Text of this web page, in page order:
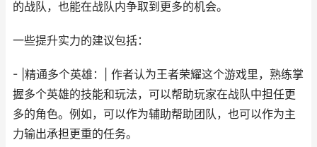
的战队，也能在战队内争取到更多的机会。
一些提升实力的建议包括：
- |精通多个英雄：| 作者认为王者荣耀这个游戏里，熟练掌
握多个英雄的技能和玩法，可以帮助玩家在战队中担任更
多的角色。例如，可以作为辅助帮助团队，也可以作为主
力输出承担更重的任务。